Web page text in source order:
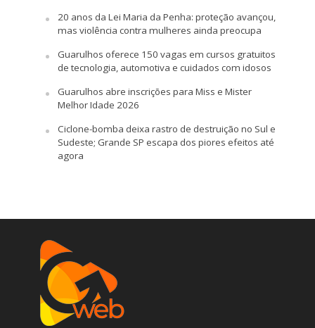
20 anos da Lei Maria da Penha: proteção avançou,
mas violência contra mulheres ainda preocupa
Guarulhos oferece 150 vagas em cursos gratuitos
de tecnologia, automotiva e cuidados com idosos
Guarulhos abre inscrições para Miss e Mister
Melhor Idade 2026
Ciclone-bomba deixa rastro de destruição no Sul e
Sudeste; Grande SP escapa dos piores efeitos até
agora